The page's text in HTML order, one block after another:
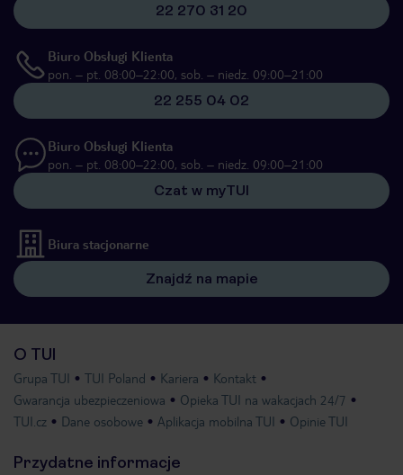
22 270 31 20
Biuro Obsługi Klienta
pon. – pt. 08:00–22:00, sob. – niedz. 09:00–21:00
22 255 04 02
Biuro Obsługi Klienta
pon. – pt. 08:00–22:00, sob. – niedz. 09:00–21:00
Czat w myTUI
Biura stacjonarne
Znajdź na mapie
O TUI
Grupa TUI TUI Poland Kariera
Kontakt
Gwarancja ubezpieczeniowa
Opieka TUI na wakacjach 24/7
TUI.cz
Dane osobowe Aplikacja mobilna TUI Opinie TUI
Przydatne informacje